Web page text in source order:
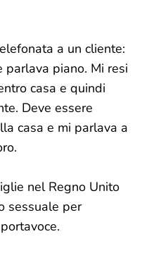
a un cliente:
parlava piano. Mi resi
casa e quindi
Deve essere
casa e mi parlava a
nel Regno Unito
sessuale per